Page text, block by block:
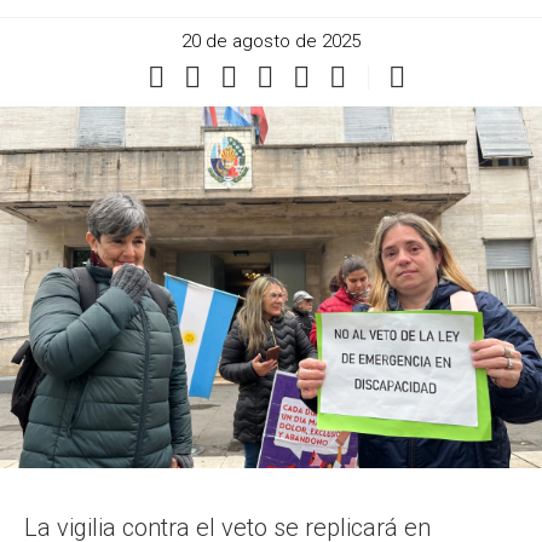
20 de agosto de 2025
La vigilia contra el veto se replicará en